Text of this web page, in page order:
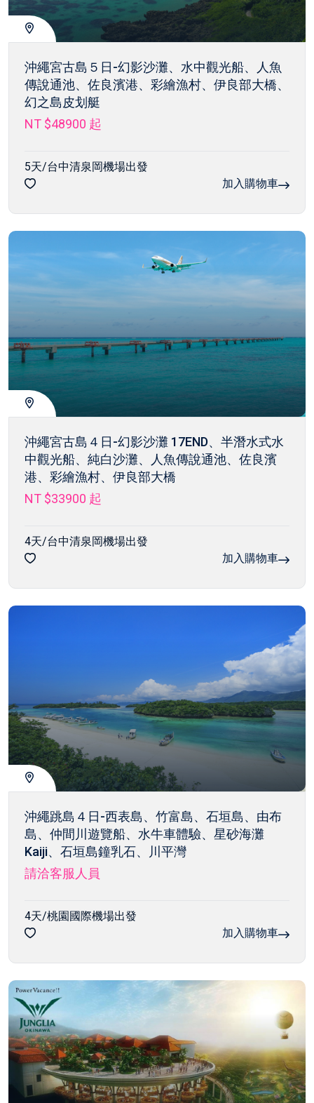
沖繩宮古島５日-幻影沙灘、水中觀光船、人魚
傳說通池、佐良濱港、彩繪漁村、伊良部大橋、
幻之島皮划艇
NT $48900 起
5天/台中清泉岡機場出發
加入購物車
沖繩宮古島４日-幻影沙灘 17END、半潛水式水
中觀光船、純白沙灘、人魚傳說通池、佐良濱
港、彩繪漁村、伊良部大橋
NT $33900 起
4天/台中清泉岡機場出發
加入購物車
沖繩跳島４日-西表島、竹富島、石垣島、由布
島、仲間川遊覽船、水牛車體驗、星砂海灘
Kaiji、石垣島鐘乳石、川平灣
請洽客服人員
4天/桃園國際機場出發
加入購物車